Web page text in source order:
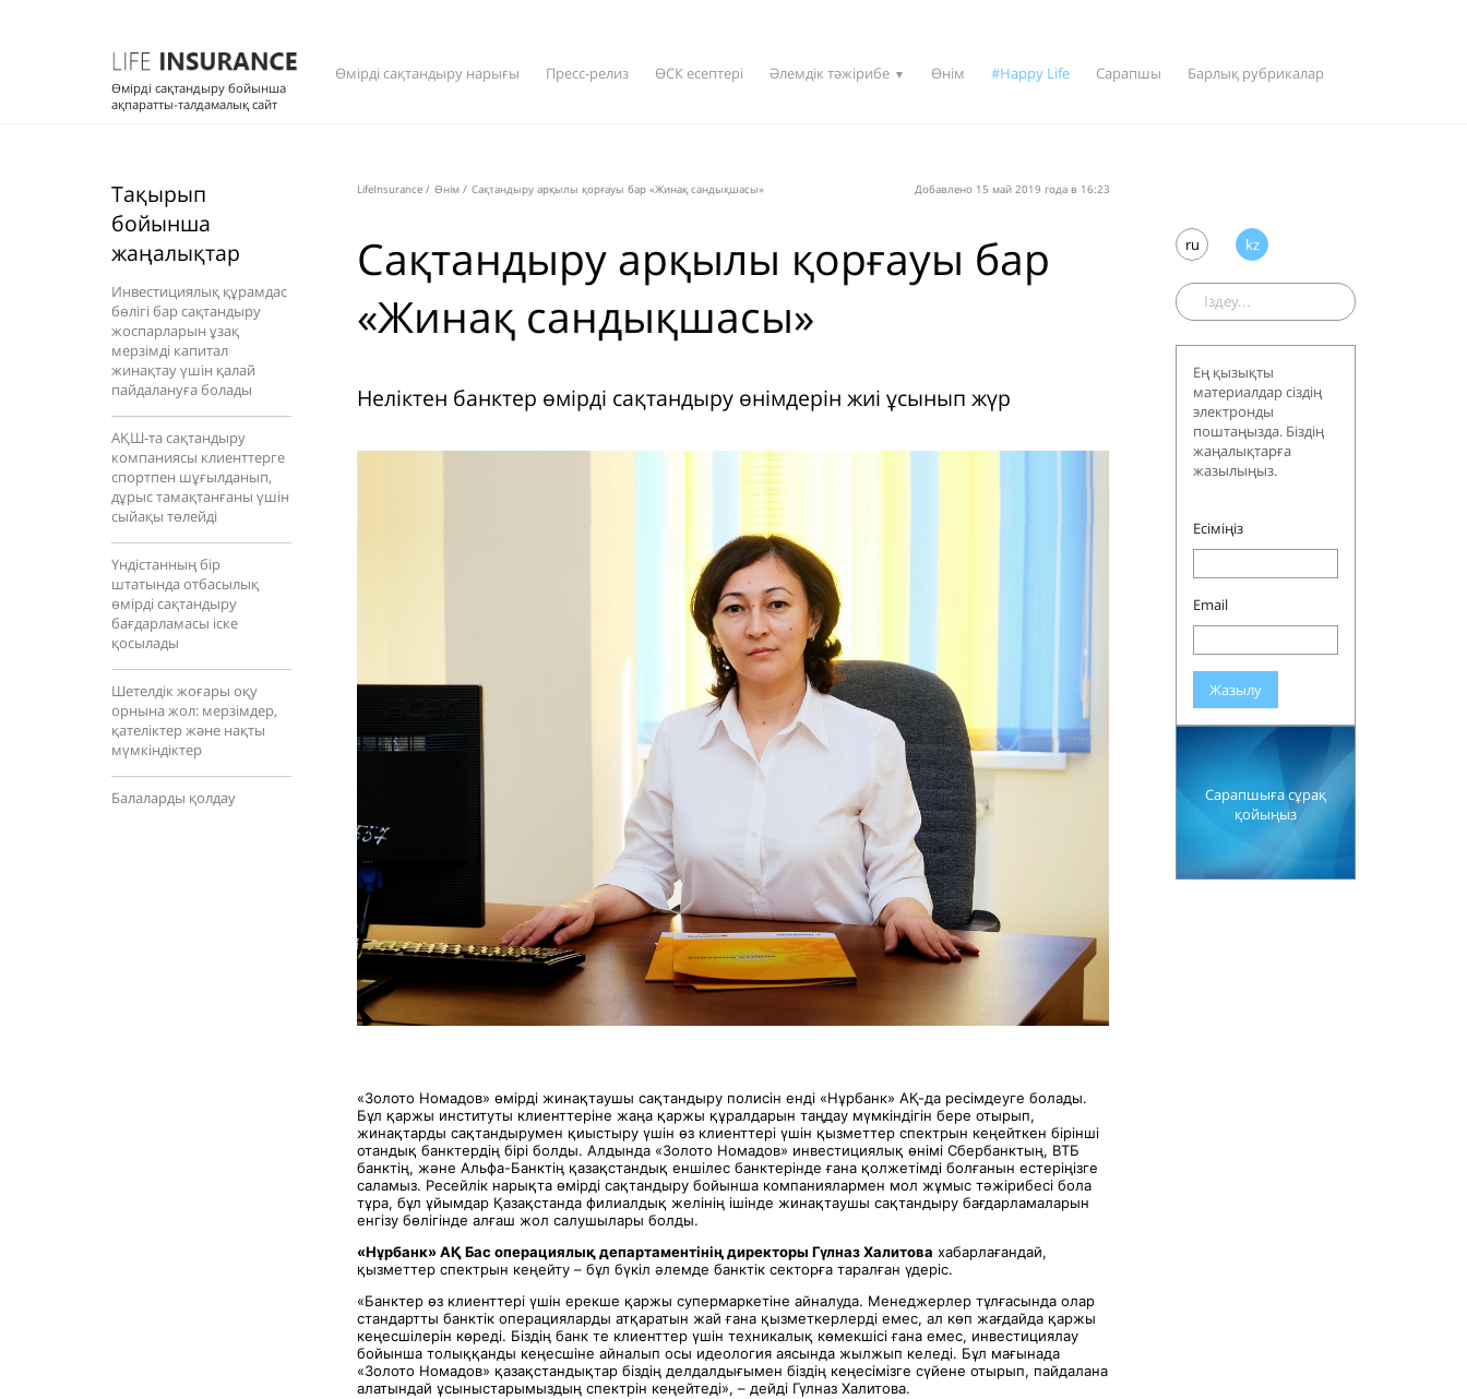
Өмірді сақтандыру бойынша
ақпаратты-талдамалық сайт
Өмірді сақтандыру нарығы Пресс-релиз ӨСК есептері Әлемдік тәжірибе ▼ Өнім #Happy Life Сарапшы Барлық рубрикалар
Тақырып
бойынша
жаңалықтар
Инвестициялық құрамдас
бөлігі бар сақтандыру
жоспарларын ұзақ
мерзімді капитал
жинақтау үшін қалай
пайдалануға болады
АҚШ-та сақтандыру
компаниясы клиенттерге
спортпен шұғылданып,
дұрыс тамақтанғаны үшін
сыйақы төлейді
Үндістанның бір
штатында отбасылық
өмірді сақтандыру
бағдарламасы іске
қосылады
Шетелдік жоғары оқу
орнына жол: мерзімдер,
қателіктер және нақты
мүмкіндіктер
Балаларды қолдау
LifeInsurance / Өнім / Сақтандыру арқылы қорғауы бар «Жинақ сандықшасы» Добавлено 15 май 2019 года в 16:23
Сақтандыру арқылы қорғауы бар
«Жинақ сандықшасы»
Неліктен банктер өмірді сақтандыру өнімдерін жиі ұсынып жүр
«Золото Номадов» өмірді жинақтаушы сақтандыру полисін енді «Нұрбанк» АҚ-да ресімдеуге болады.
Бұл қаржы институты клиенттеріне жаңа қаржы құралдарын таңдау мүмкіндігін бере отырып,
жинақтарды сақтандырумен қиыстыру үшін өз клиенттері үшін қызметтер спектрын кеңейткен бірінші
отандық банктердің бірі болды. Алдында «Золото Номадов» инвестициялық өнімі Сбербанктың, ВТБ
банктің, және Альфа-Банктің қазақстандық еншілес банктерінде ғана қолжетімді болғанын естеріңізге
саламыз. Ресейлік нарықта өмірді сақтандыру бойынша компаниялармен мол жұмыс тәжірибесі бола
тұра, бұл ұйымдар Қазақстанда филиалдық желінің ішінде жинақтаушы сақтандыру бағдарламаларын
енгізу бөлігінде алғаш жол салушылары болды.
«Нұрбанк» АҚ Бас операциялық департаментінің директоры Гүлназ Халитова хабарлағандай,
қызметтер спектрын кеңейту – бұл бүкіл әлемде банктік секторға таралған үдеріс.
«Банктер өз клиенттері үшін ерекше қаржы супермаркетіне айналуда. Менеджерлер тұлғасында олар
стандартты банктік операцияларды атқаратын жай ғана қызметкерлерді емес, ал көп жағдайда қаржы
кеңесшілерін көреді. Біздің банк те клиенттер үшін техникалық көмекшісі ғана емес, инвестициялау
бойынша толыққанды кеңесшіне айналып осы идеология аясында жылжып келеді. Бұл мағынада
«Золото Номадов» қазақстандықтар біздің делдалдығымен біздің кеңесімізге сүйене отырып, пайдалана
алатындай ұсыныстарымыздың спектрін кеңейтеді», – дейді Гүлназ Халитова.
ru kz
Ең қызықты
материалдар сіздің
электронды
поштаңызда. Біздің
жаңалықтарға
жазылыңыз.
Есіміңіз
Email
Жазылу
Сарапшыға сұрақ
қойыңыз